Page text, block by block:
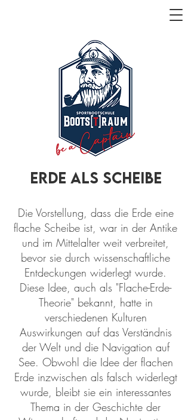
Erde als Scheibe
Die Vorstellung, dass die Erde eine
flache Scheibe ist, war in der Antike
und im Mittelalter weit verbreitet,
bevor sie durch wissenschaftliche
Entdeckungen widerlegt wurde.
Diese Idee, auch als "Flache-Erde-
Theorie" bekannt, hatte in
verschiedenen Kulturen
Auswirkungen auf das Verständnis
der Welt und die Navigation auf
See. Obwohl die Idee der flachen
Erde inzwischen als falsch widerlegt
wurde, bleibt sie ein interessantes
Thema in der Geschichte der